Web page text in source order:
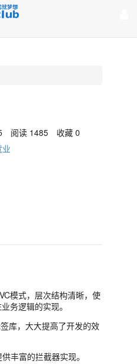
阅读 1485
收藏 0
模式，层次结构清晰，使
务逻辑的实现。
签库，大大提高了开发的效
丰富的拦截器实现。